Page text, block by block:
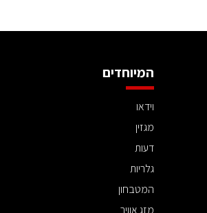
המיוחדים
וידאו
מגזין
דעות
גלריות
המטבחון
מזג אוויר